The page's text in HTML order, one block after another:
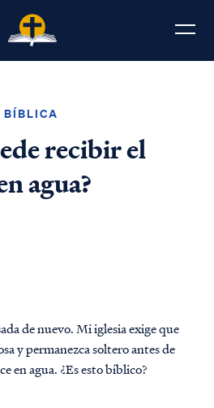
BÍBLICA
recibir el
agua?
de nuevo. Mi iglesia exige que
y permanezca soltero antes de
en agua. ¿Es esto bíblico?